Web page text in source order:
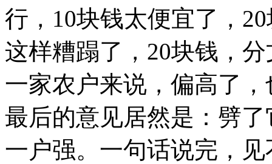
行，10块钱太便宜了，
这样糟蹋了，20块钱，
一家农户来说，偏高了
最后的意见居然是：劈
一户强。一句话说完，